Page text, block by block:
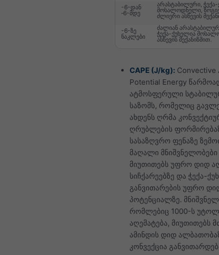
-6-დან
‑6-მდე
არასტაბილური,
მოსალოდნელი,
ძლიერი ასწევის
-6-ზე
ნაკლები
ძალიან
ჭექა-ქუხელია
ასწევის მექანიზმით.
CAPE (J/kg): Convective
Potential Energy
ატმოსფერული
საზომს, რომელიც
ახდენს ღრმა
ღრუბლების
სასაზღვრო ფენაზე
მაღალი მნიშვნელობები
მიუთითებს უფრო დიდ
სიჩქარეებზე და ჭექა-
განვითარების უფრო
პოტენციალზე.
რომლებიც 1000-ს
აღემატება, მიუთითებს
ამინდის დიდ
კონვექცია